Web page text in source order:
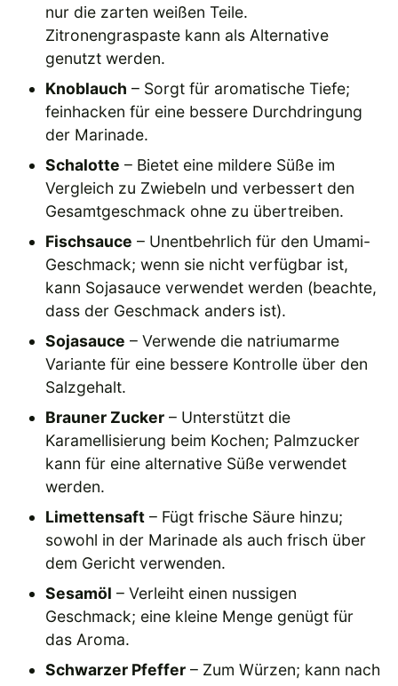
nur die zarten weißen Teile.
Zitronengraspaste kann als Alternative
genutzt werden.
Knoblauch – Sorgt für aromatische Tiefe;
feinhacken für eine bessere Durchdringung
der Marinade.
Schalotte – Bietet eine mildere Süße im
Vergleich zu Zwiebeln und verbessert den
Gesamtgeschmack ohne zu übertreiben.
Fischsauce – Unentbehrlich für den Umami-
Geschmack; wenn sie nicht verfügbar ist,
kann Sojasauce verwendet werden (beachte,
dass der Geschmack anders ist).
Sojasauce – Verwende die natriumarme
Variante für eine bessere Kontrolle über den
Salzgehalt.
Brauner Zucker – Unterstützt die
Karamellisierung beim Kochen; Palmzucker
kann für eine alternative Süße verwendet
werden.
Limettensaft – Fügt frische Säure hinzu;
sowohl in der Marinade als auch frisch über
dem Gericht verwenden.
Sesamöl – Verleiht einen nussigen
Geschmack; eine kleine Menge genügt für
das Aroma.
Schwarzer Pfeffer – Zum Würzen; kann nach